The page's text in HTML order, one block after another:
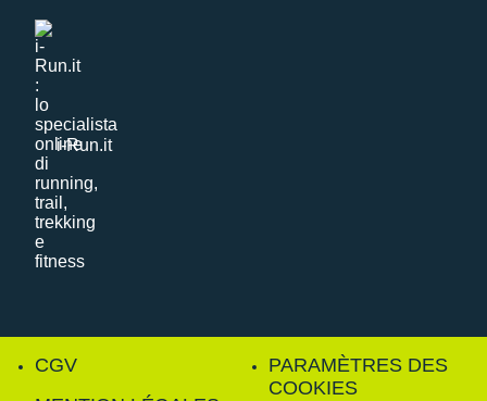
i-Run.it
CGV
PARAMÈTRES DES
COOKIES